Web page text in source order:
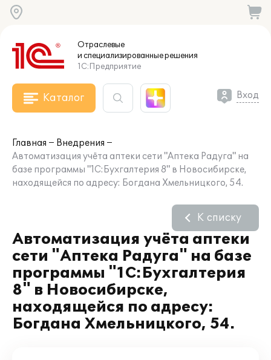
Отраслевые
и специализированныерешения
1С:Предприятие
Каталог Вход
Главная
Внедрения
Автоматизация учёта аптеки сети "Аптека Радуга" на
базе программы "1С:Бухгалтерия 8" в Новосибирске,
находящейся по адресу: Богдана Хмельницкого, 54.
Автоматизация учёта аптеки
сети "Аптека Радуга" на базе
программы "1С:Бухгалтерия
8" в Новосибирске,
находящейся по адресу:
Богдана Хмельницкого, 54.
К списку